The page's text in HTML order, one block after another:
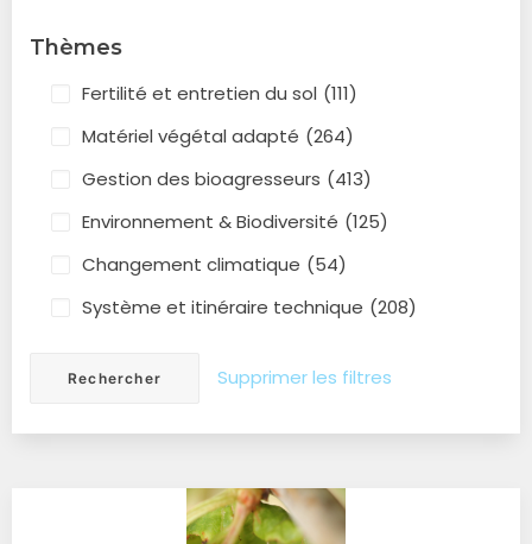
Thèmes
Fertilité et entretien du sol (111)
Matériel végétal adapté (264)
Gestion des bioagresseurs (413)
Environnement & Biodiversité (125)
Changement climatique (54)
Système et itinéraire technique (208)
Supprimer les filtres